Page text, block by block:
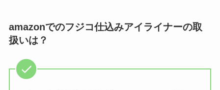
amazonでのフジコ仕込みアイライナーの取
扱いは？